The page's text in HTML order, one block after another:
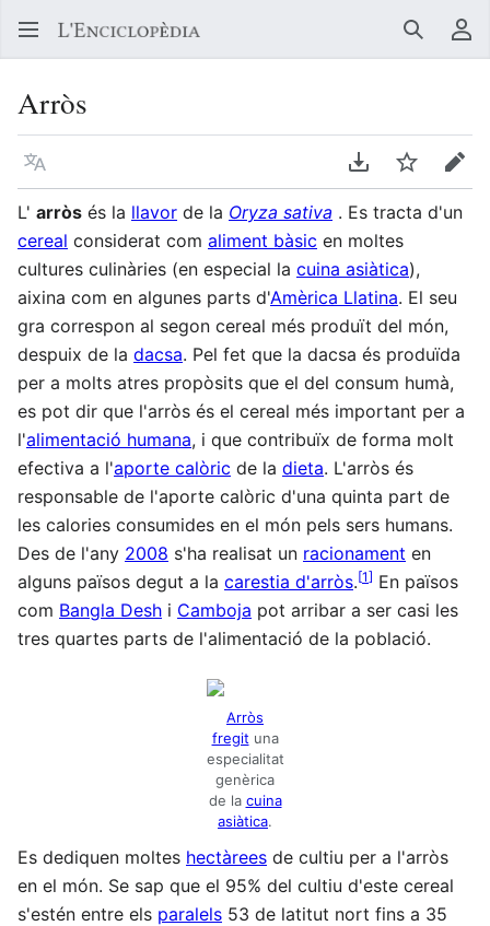
Buscar
Arròs
Llegir en un atre idioma Descarregar en
Vigilar
L' arròs és la llavor de la Oryza sativa . Es tracta d'un
cereal considerat com aliment bàsic en moltes
cultures culinàries (en especial la cuina asiàtica),
aixina com en algunes parts d'Amèrica Llatina. El seu
gra correspon al segon cereal més produït del món,
despuix de la dacsa. Pel fet que la dacsa és produïda
per a molts atres propòsits que el del consum humà,
es pot dir que l'arròs és el cereal més important per a
l'alimentació humana, i que contribuïx de forma molt
efectiva a l'aporte calòric de la dieta. L'arròs és
responsable de l'aporte calòric d'una quinta part de
les calories consumides en el món pels sers humans.
Des de l'any 2008 s'ha realisat un racionament en
alguns països degut a la carestia d'arròs.[1] En països
com Bangla Desh i Camboja pot arribar a ser casi les
tres quartes parts de l'alimentació de la població.
Arròs
fregit una
especialitat
genèrica
de la cuina
asiàtica.
Es dediquen moltes hectàrees de cultiu per a l'arròs
en el món. Se sap que el 95% del cultiu d'este cereal
s'estén entre els paralels 53 de latitut nort fins a 35